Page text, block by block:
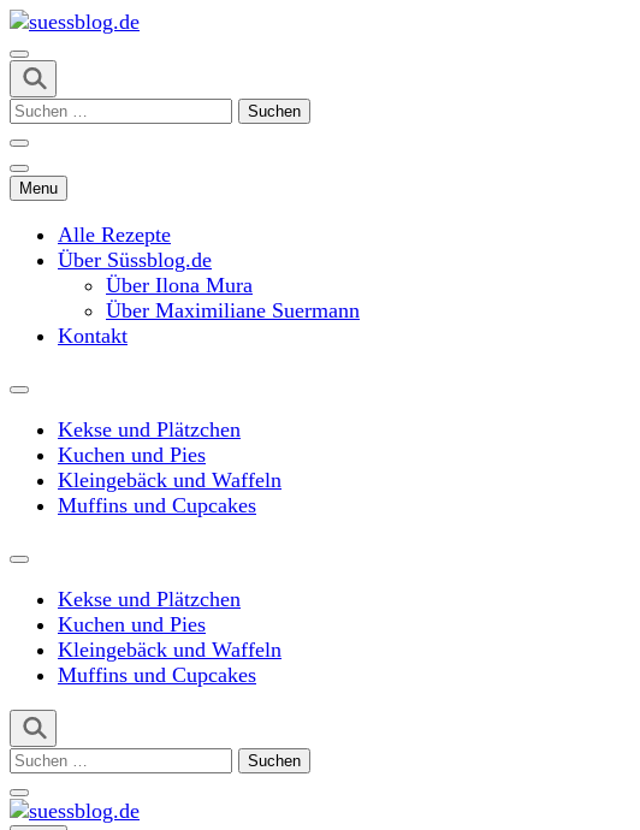
Skip
to
content
(Press
Enter)
suessblog.de
Suchen
Menu
Alle Rezepte
Über Süssblog.de
Über Ilona Mura
Über Maximiliane Suermann
Kontakt
Kekse und Plätzchen
Kuchen und Pies
Kleingebäck und Waffeln
Muffins und Cupcakes
Kekse und Plätzchen
Kuchen und Pies
Kleingebäck und Waffeln
Muffins und Cupcakes
Suchen